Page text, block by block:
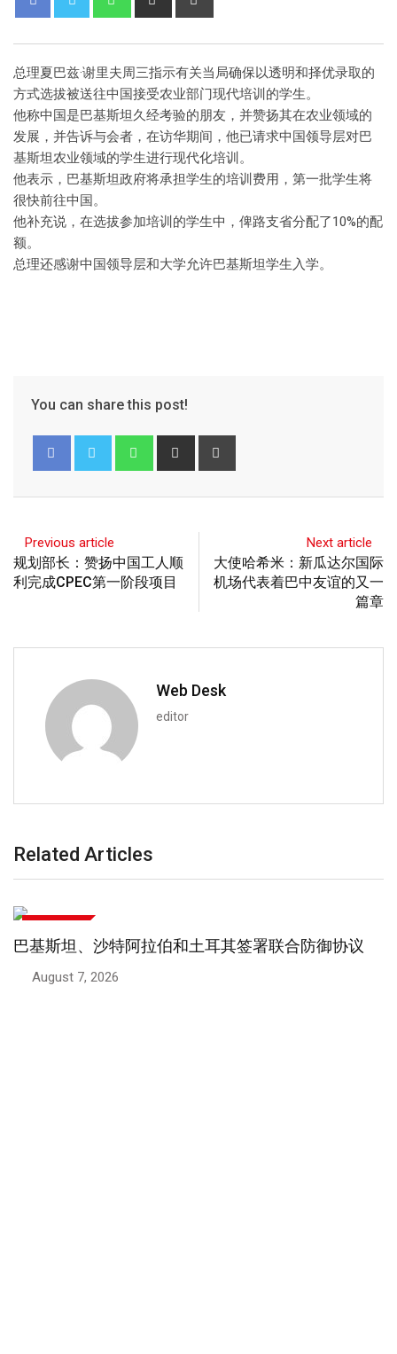
总理夏巴兹·谢里夫周三指示有关当局确保以透明和择优录取的
方式选拔被送往中国接受农业部门现代培训的学生。
他称中国是巴基斯坦久经考验的朋友，并赞扬其在农业领域的
发展，并告诉与会者，在访华期间，他已请求中国领导层对巴
基斯坦农业领域的学生进行现代化培训。
他表示，巴基斯坦政府将承担学生的培训费用，第一批学生将
很快前往中国。
他补充说，在选拔参加培训的学生中，俾路支省分配了10%的配
额。
总理还感谢中国领导层和大学允许巴基斯坦学生入学。
You can share this post!
Previous article
规划部长：赞扬中国工人顺
利完成CPEC第一阶段项目
Next article
大使哈希米：新瓜达尔国际
机场代表着巴中友谊的又一
篇章
Web Desk
editor
Related Articles
总理与中国大使讨论政治和议会事务
August 7, 2026